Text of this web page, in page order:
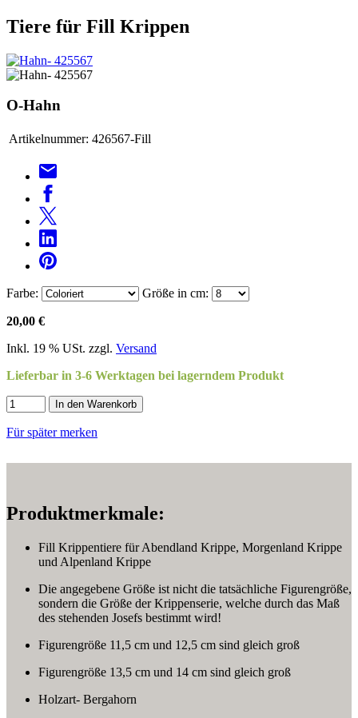
Tiere für Fill Krippen
O-Hahn
Artikelnummer: 426567-Fill
Farbe: Größe in cm:
20,00 €
Inkl. 19 % USt. zzgl. Versand
Lieferbar in 3-6 Werktagen bei lagerndem Produkt
In den Warenkorb
Für später merken
Produktmerkmale:
Fill Krippentiere für Abendland Krippe, Morgenland Krippe
und Alpenland Krippe
Die angegebene Größe ist nicht die tatsächliche Figurengröße,
sondern die Größe der Krippenserie, welche durch das Maß
des stehenden Josefs bestimmt wird!
Figurengröße 11,5 cm und 12,5 cm sind gleich groß
Figurengröße 13,5 cm und 14 cm sind gleich groß
Holzart- Bergahorn